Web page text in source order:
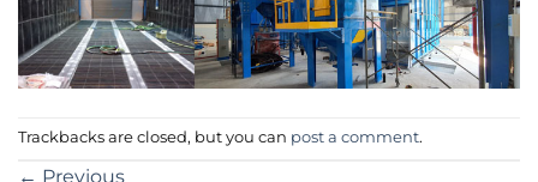
Trackbacks are closed, but you can post a comment.
← Previous